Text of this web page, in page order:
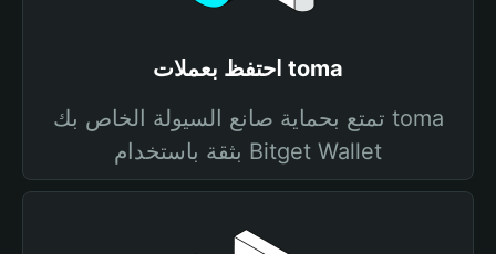
احتفظ بعملات toma
تمتع بحماية صانع السيولة الخاص بك toma
بثقة باستخدام Bitget Wallet